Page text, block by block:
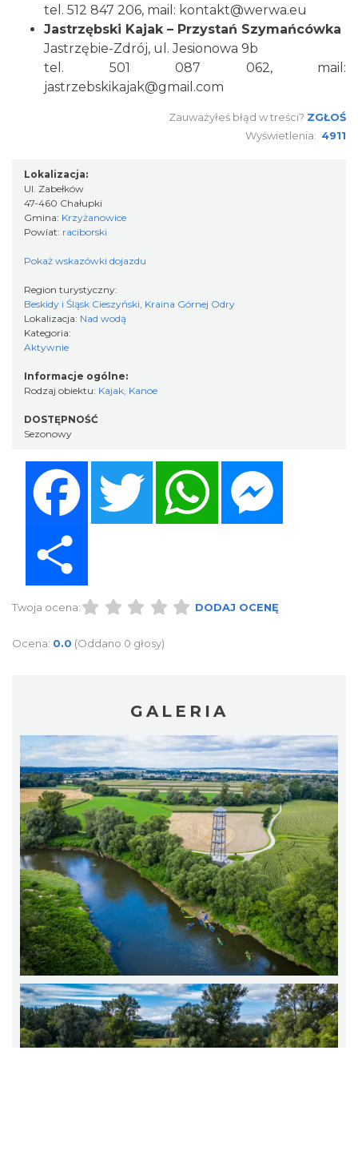
tel. 512 847 206, mail: kontakt@werwa.eu
Jastrzębski Kajak – Przystań Szymańcówka
Jastrzębie-Zdrój, ul. Jesionowa 9b
tel. 501 087 062, mail:
jastrzebskikajak@gmail.com
Zauważyłeś błąd w treści? ZGŁOŚ
Wyświetlenia: 4911
Lokalizacja:
Ul. Zabełków
47-460 Chałupki
Gmina: Krzyżanowice
Powiat: raciborski
Pokaż wskazówki dojazdu
Region turystyczny:
Beskidy i Śląsk Cieszyński, Kraina Górnej Odry
Lokalizacja: Nad wodą
Kategoria:
Aktywnie
Informacje ogólne:
Rodzaj obiektu: Kajak, Kanoe
DOSTĘPNOŚĆ
Sezonowy
Twitter WhatsApp
Twoja ocena: DODAJ OCENĘ
Ocena: 0.0 (Oddano 0 głosy)
GALERIA